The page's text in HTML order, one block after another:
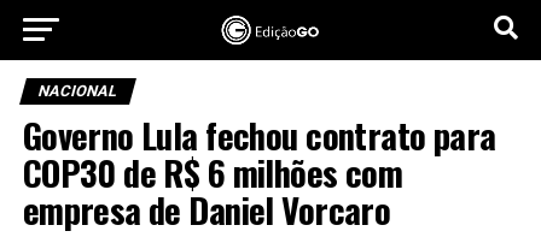
NACIONAL
Governo Lula fechou contrato para
COP30 de R$ 6 milhões com
empresa de Daniel Vorcaro